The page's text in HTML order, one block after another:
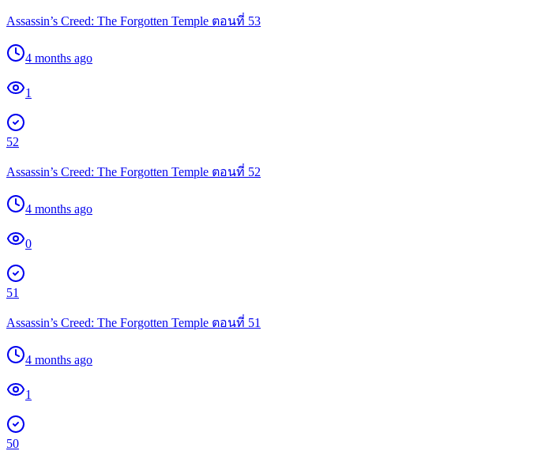
Assassin’s Creed: The Forgotten Temple ตอนที่ 53
4 months ago
1
52
Assassin’s Creed: The Forgotten Temple ตอนที่ 52
4 months ago
0
51
Assassin’s Creed: The Forgotten Temple ตอนที่ 51
4 months ago
1
50